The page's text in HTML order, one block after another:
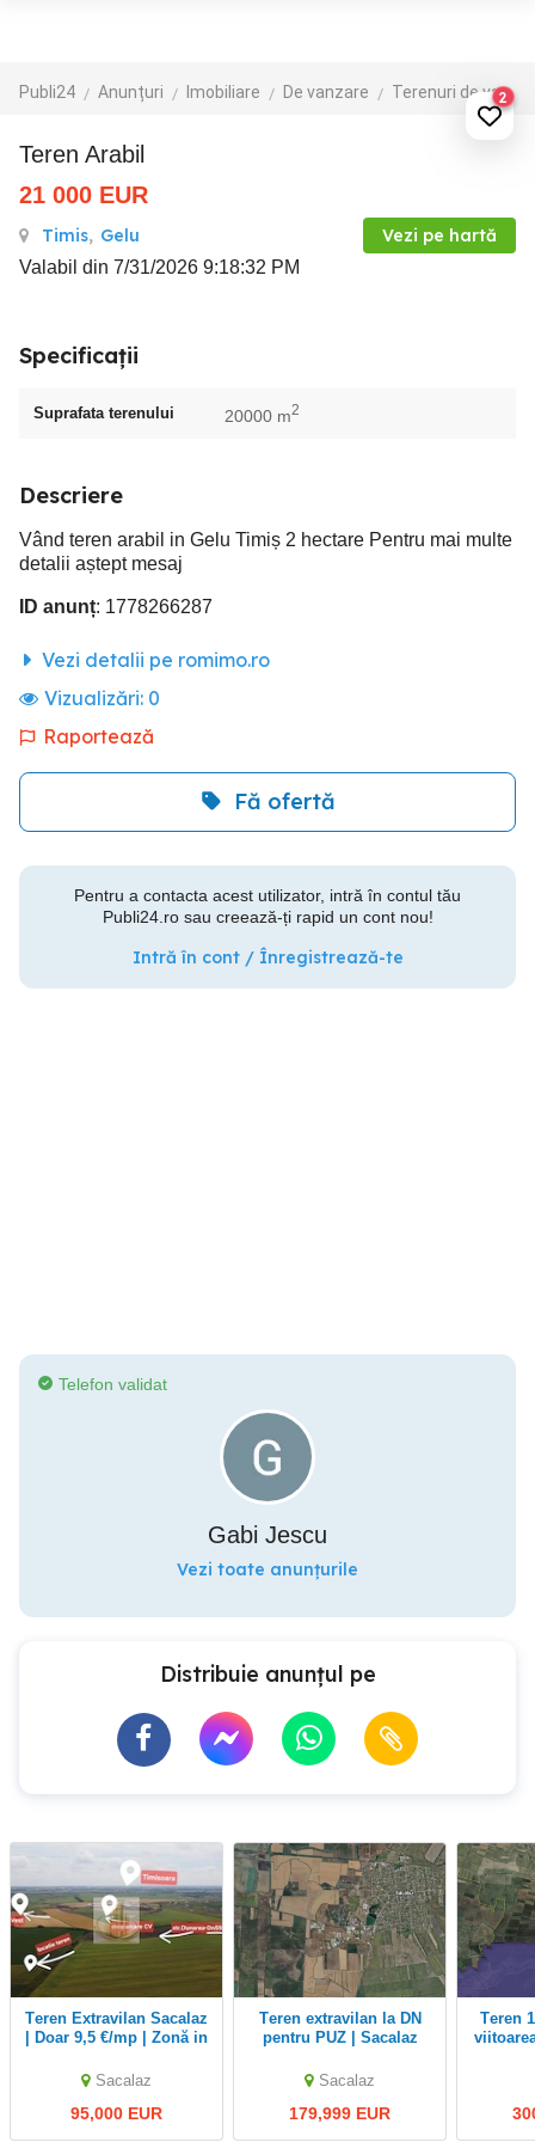
Publi24 Anunțuri Imobiliare De vanzare Terenuri de vanzare2
Teren Arabil
21 000 EUR
Timis, Gelu Vezi pe hartă
Valabil din 7/31/2026 9:18:32 PM
Specificații
Suprafata terenului 20000 m2
Descriere
Vând teren arabil in Gelu Timiș 2 hectare Pentru mai multe
detalii aștept mesaj
ID anunț: 1778266287
Vezi detalii pe romimo.ro
Vizualizări: 0
Raportează
Fă ofertă
Pentru a contacta acest utilizator, intră în contul tău
Publi24.ro sau creează-ți rapid un cont nou!
Intră în cont / Înregistrează-te
Telefon validat
Gabi Jescu
Vezi toate anunțurile
Distribuie anunțul pe
Teren Extravilan Sacalaz
| Doar 9,5 €/mp | Zonă in
Sacalaz
95,000 EUR
Teren extravilan la DN
pentru PUZ | Sacalaz
Sacalaz
179,999 EUR
Teren 10.000 mp lângă